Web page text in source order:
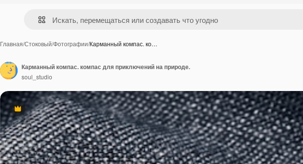
Главная/Стоковый/Фотографии/Карманный компас. ко…
Премиум
Карманный компас. компас для приключений на природе.
soul_studio